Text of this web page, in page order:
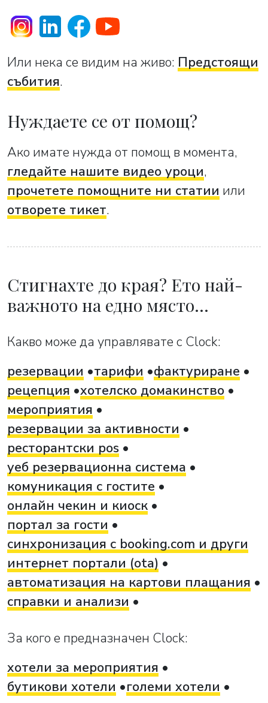
Или нека се видим на живо: Предстоящи
събития.
Нуждаете се от помощ?
Ако имате нужда от помощ в момента,
гледайте нашите видео уроци,
прочетете помощните ни статии или
отворете тикет.
Стигнахте до края? Ето най-
важното на едно място…
Какво може да управлявате с Clock:
резервации
тарифи
фактуриране
рецепция хотелско домакинство
мероприятия
резервации за активности
ресторантски pos
уеб резервационна система
комуникация с гостите
онлайн чекин и киоск
портал за гости
синхронизация с booking.com и други
интернет портали (ota)
автоматизация на картови плащания
справки и анализи
За кого е предназначен Clock:
хотели за мероприятия
бутикови хотели
големи хотели